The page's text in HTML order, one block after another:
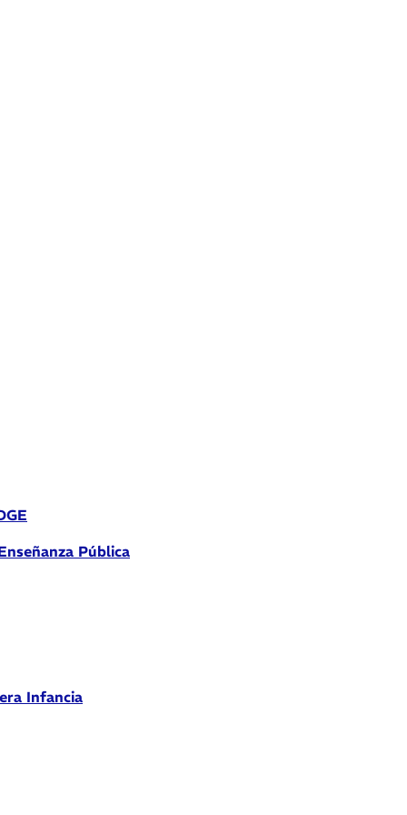
Pública
Infancia